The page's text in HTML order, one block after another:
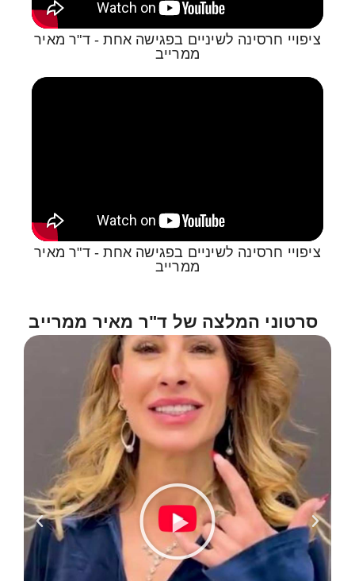
ציפויי חרסינה לשיניים בפגישה אחת - ד"ר מאיר
ממרייב
ציפויי חרסינה לשיניים בפגישה אחת - ד"ר מאיר
ממרייב
סרטוני המלצה של ד"ר מאיר ממרייב